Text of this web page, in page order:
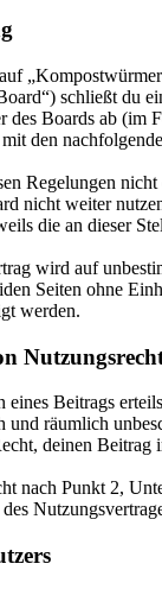
schließt du
des Boards ab (im
den
Regelungen nicht
nicht weiter
die an dieser
wird auf
Seiten ohne
werden.
eines Beitrags
und räumlich
deinen Beitrag
nach Punkt 2,